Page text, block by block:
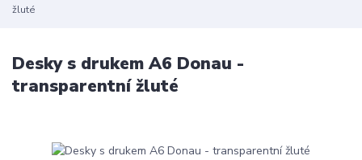
žluté
Desky s drukem A6 Donau -
transparentní žluté